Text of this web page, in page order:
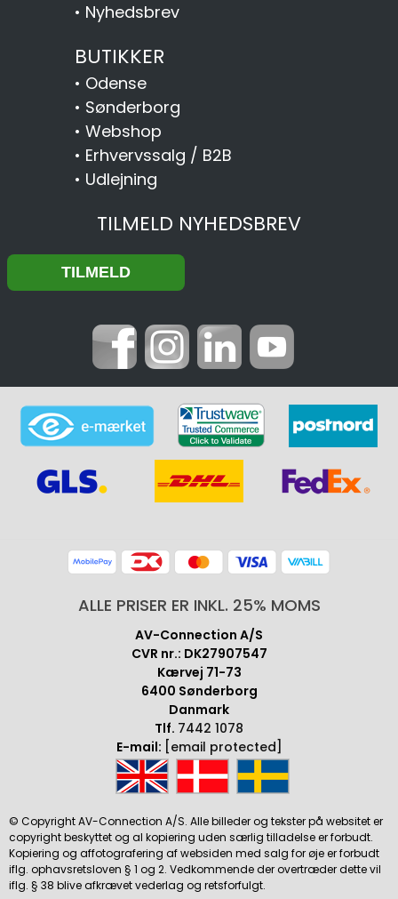
• Nyhedsbrev
BUTIKKER
• Odense
• Sønderborg
• Webshop
• Erhvervssalg / B2B
• Udlejning
TILMELD NYHEDSBREV
ALLE PRISER ER INKL. 25% MOMS
AV-Connection A/S
CVR nr.: DK27907547
Kærvej 71-73
6400 Sønderborg
Danmark
Tlf. 7442 1078
E-mail: [email protected]
© Copyright AV-Connection A/S. Alle billeder og tekster på websitet er
copyright beskyttet og al kopiering uden særlig tilladelse er forbudt.
Kopiering og affotografering af websiden med salg for øje er forbudt
iflg. ophavsretsloven § 1 og 2. Vedkommende der overtræder dette vil
iflg. § 38 blive afkrævet vederlag og retsforfulgt.